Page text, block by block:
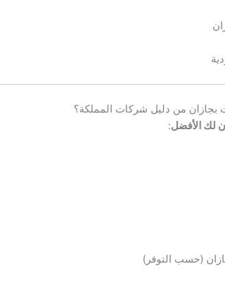
بجازان من دليل شركات المملكة؟
لك الأفضل: